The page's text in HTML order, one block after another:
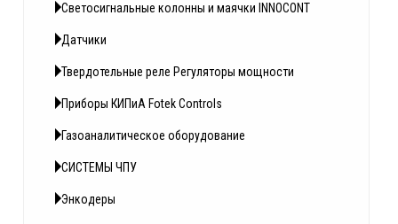
Светосигнальные колонны и маячки INNOCONT
Датчики
Твердотельные реле Регуляторы мощности
Приборы КИПиА Fotek Controls
Газоаналитическое оборудование
СИСТЕМЫ ЧПУ
Энкодеры